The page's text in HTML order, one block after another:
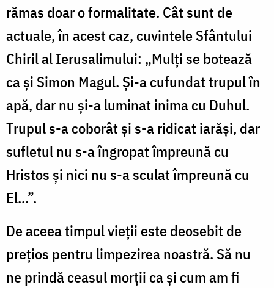
rămas doar o formalitate. Cât sunt de
actuale, în acest caz, cuvintele Sfântului
Chiril al Ierusalimului: „Mulţi se botează
ca şi Simon Magul. Şi-a cufundat trupul în
apă, dar nu şi-a luminat inima cu Duhul.
Trupul s-a coborât şi s-a ridicat iarăşi, dar
sufletul nu s-a îngropat împreună cu
Hristos şi nici nu s-a sculat împreună cu
El...”.
De aceea timpul vieţii este deosebit de
preţios pentru limpezirea noastră. Să nu
ne prindă ceasul morţii ca şi cum am fi